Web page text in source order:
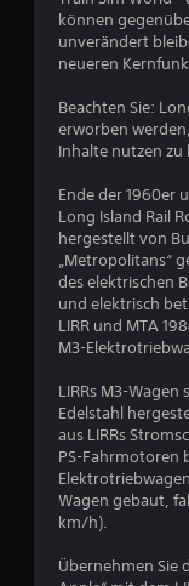
können
unverändert
neueren
Beachten Sie:
erworben
Inhalte nutzen zu
Ende der 1960er
Long Island Rail
hergestellt von
„Metropolitans“
des elektrischen
und elektrisch
LIRR und MTA
M3-
LIRRs M3-
Edelstahl
aus LIRRs
PS-Fahrmotoren
Wagen gebaut,
km/h).
Übernehmen Sie